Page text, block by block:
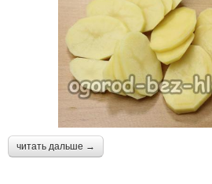
читать дальше →